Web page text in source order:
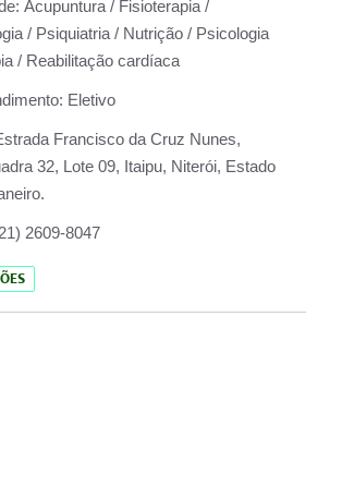
Acupuntura / Fisioterapia /
/ Psiquiatria / Nutrição / Psicologia
/ Reabilitação cardíaca
Eletivo
Francisco da Cruz Nunes,
32, Lote 09, Itaipu, Niterói, Estado
2609-8047